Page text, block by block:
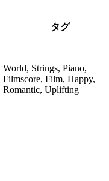
タグ
World, Strings, Piano,
Filmscore, Film, Happy,
Romantic, Uplifting